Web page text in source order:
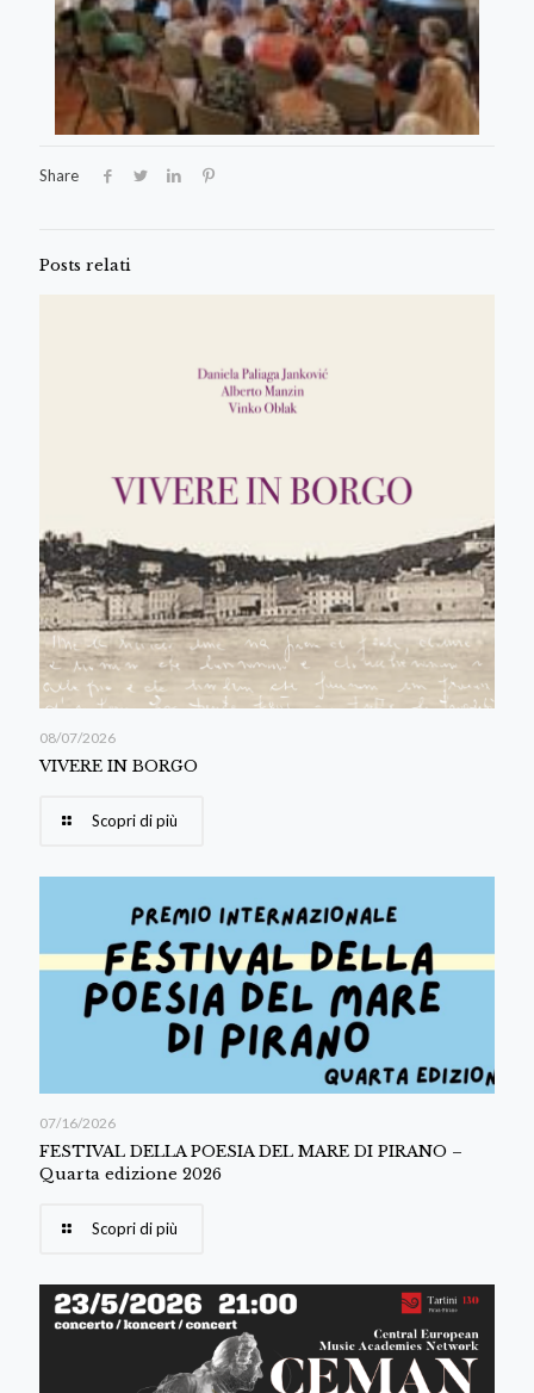
Share
Posts relati
08/07/2026
VIVERE IN BORGO
Scopri di più
07/16/2026
FESTIVAL DELLA POESIA DEL MARE DI PIRANO –
Quarta edizione 2026
Scopri di più